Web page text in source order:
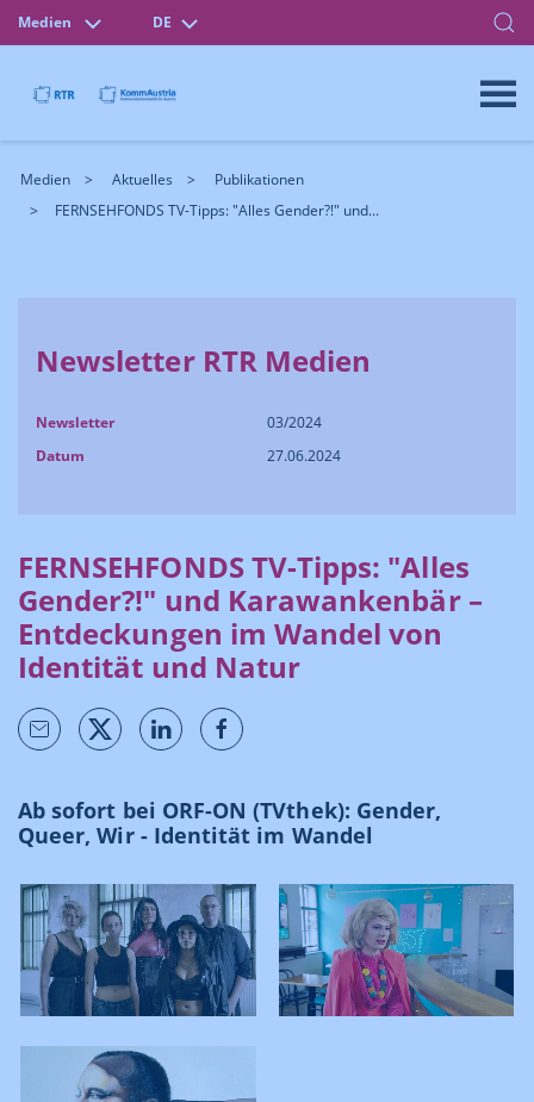
Medien DE
Medien Aktuelles
Publikationen
FERNSEHFONDS TV-Tipps: "Alles Gender?!" und...
Newsletter RTR Medien
Newsletter
03/2024
Datum
27.06.2024
FERNSEHFONDS TV-Tipps: "Alles
Gender?!" und Karawankenbär –
Entdeckungen im Wandel von
Identität und Natur
Ab sofort bei ORF-ON (TVthek): Gender,
Queer, Wir - Identität im Wandel